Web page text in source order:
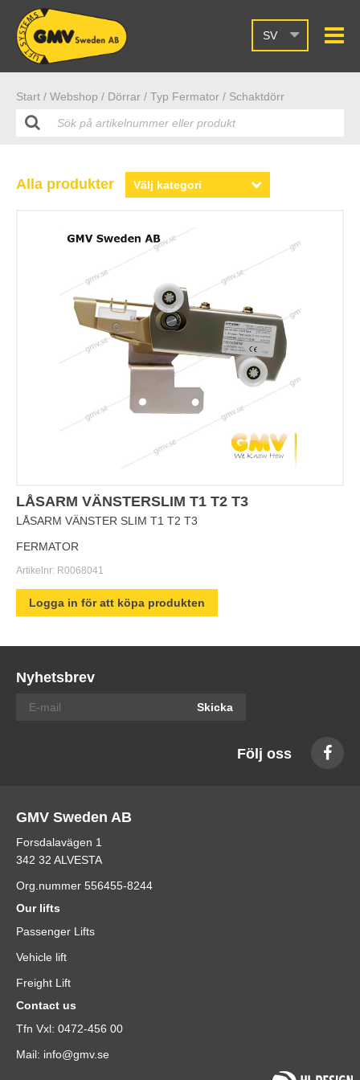
SV
Start / Webshop / Dörrar / Typ Fermator / Schaktdörr
Alla produkter
LÅSARM VÄNSTERSLIM T1 T2 T3
LÅSARM VÄNSTER SLIM T1 T2 T3
FERMATOR
Artikelnr: R0068041
Logga in för att köpa produkten
Nyhetsbrev
Skicka
Följ oss
GMV Sweden AB
Forsdalavägen 1
342 32 ALVESTA
Org.nummer 556455-8244
Our lifts
Passenger Lifts
Vehicle lift
Freight Lift
Contact us
Tfn Vxl: 0472-456 00
Mail: info@gmv.se